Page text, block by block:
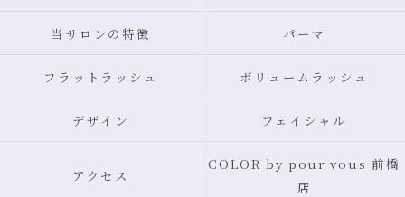
当サロンの特徴 パーマ
フラットラッシュ ボリュームラッシュ
デザイン フェイシャル
アクセス
COLOR by pour vous 前橋
店